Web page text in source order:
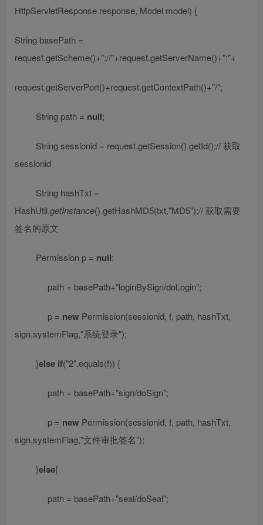
HttpServletResponse response, Model model) {
String basePath =
request.getScheme()+"://"+request.getServerName()+":"+
request.getServerPort()+request.getContextPath()+"/";
String path = null;
String sessionid = request.getSession().getId();//获取
sessionid
String hashTxt =
HashUtil.getInstance().getHashMD5(txt,"MD5");//获取需要
签名的原文
Permission p = null;
path = basePath+"loginBySign/doLogin";
p = new Permission(sessionid, f, path, hashTxt,
sign,systemFlag,"系统登录");
}else if("2".equals(f)) {
path = basePath+"sign/doSign";
p = new Permission(sessionid, f, path, hashTxt,
sign,systemFlag,"文件审批签名");
}else{
path = basePath+"seal/doSeal";